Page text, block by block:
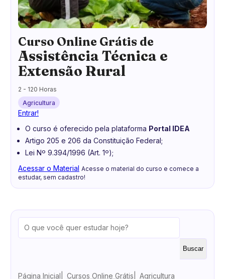
Curso Online Grátis de
Assistência Técnica e
Extensão Rural
2 - 120 Horas
Agricultura
Entrar!
O curso é oferecido pela plataforma Portal IDEA
Artigo 205 e 206 da Constituição Federal;
Lei Nº 9.394/1996 (Art. 1º);
Acessar o Material Acesse o material do curso e comece a
estudar, sem cadastro!
Buscar
Página Inicial Cursos Online Grátis
Agricultura